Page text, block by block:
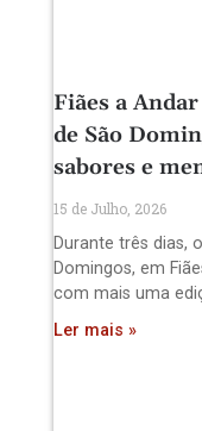
Fiães a
de São
sabores e
15 de Julho, 2026
Durante três dias,
Domingos, em
com mais uma
Ler mais »